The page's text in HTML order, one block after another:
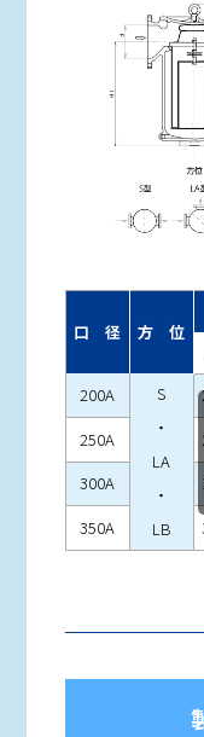
口 径 方 位
200A
S
・
LA
・
LB
250A
300A
350A